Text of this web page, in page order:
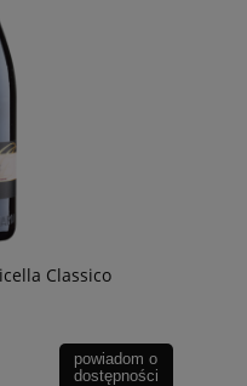
Classico
powiadom o
dostępności